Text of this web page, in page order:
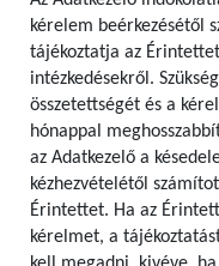
kérelem beérkezésétől
tájékoztatja az
intézkedésekről.
összetettségét és a
hónappal
az Adatkezelő a
kézhezvételétől
Érintettet. Ha az
kérelmet, a